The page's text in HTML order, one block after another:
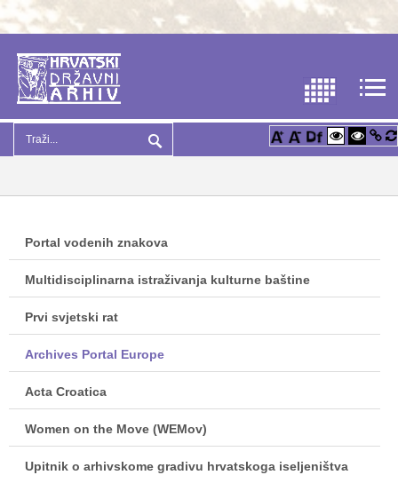
Portal vodenih znakova
Multidisciplinarna istraživanja kulturne baštine
Prvi svjetski rat
Archives Portal Europe
Acta Croatica
Women on the Move (WEMov)
Upitnik o arhivskome gradivu hrvatskoga iseljeništva